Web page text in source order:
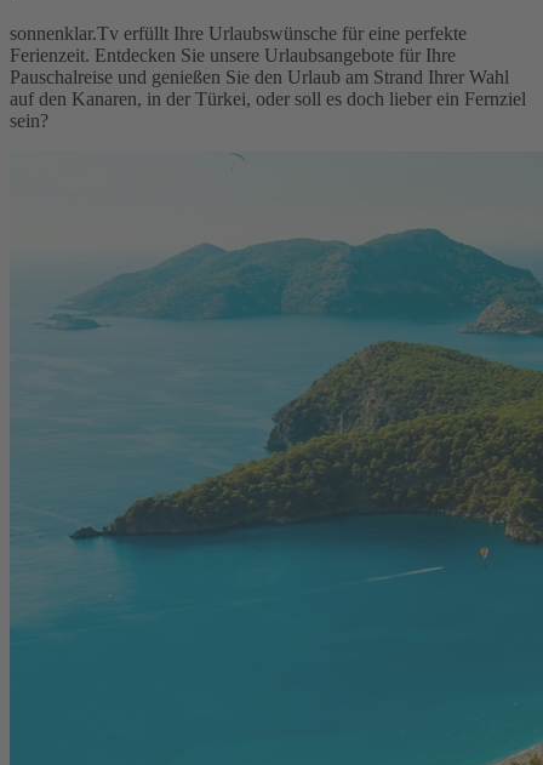
sonnenklar.Tv erfüllt Ihre Urlaubswünsche für eine perfekte
Ferienzeit. Entdecken Sie unsere Urlaubsangebote für Ihre
Pauschalreise und genießen Sie den Urlaub am Strand Ihrer Wahl
auf den Kanaren, in der Türkei, oder soll es doch lieber ein Fernziel
sein?